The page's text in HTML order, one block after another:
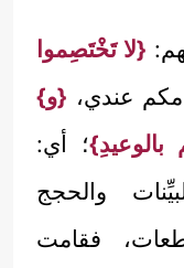
{لا تَخْتَصِموا
عندي، {و}
؛ أي:
والحجج
فقامت